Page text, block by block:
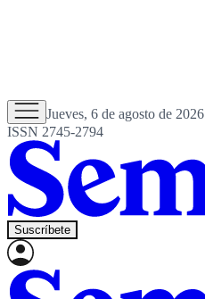
Jueves, 6 de agosto de 2026
ISSN 2745-2794
Suscríbete